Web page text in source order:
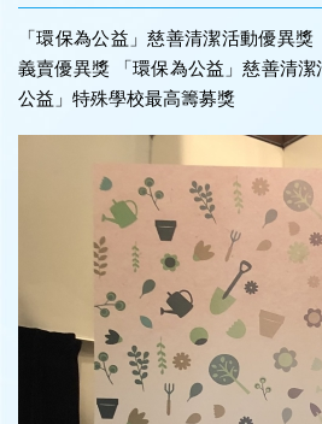
「環保為公益」慈善清潔活動優異
義賣優異獎 「環保為公益」慈善清
公益」特殊學校最高籌募獎